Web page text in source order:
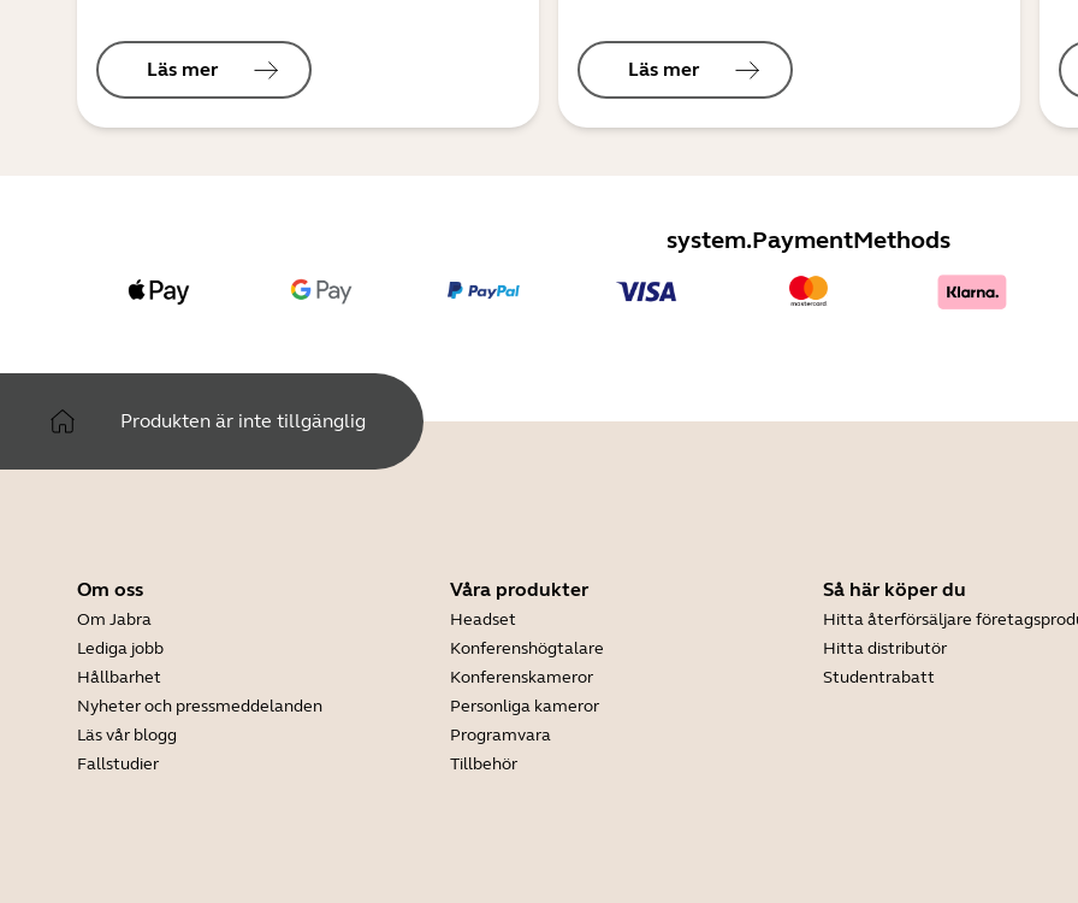
Läs mer Läs mer
system.PaymentMethods
Produkten är inte tillgänglig
Om oss
Om Jabra
Lediga jobb
Hållbarhet
Nyheter och pressmeddelanden
Läs vår blogg
Fallstudier
Våra produkter
Headset
Konferenshögtalare
Konferenskameror
Personliga kameror
Programvara
Tillbehör
Så här köper du
Hitta återförsäljare
Hitta distributör
Studentrabatt